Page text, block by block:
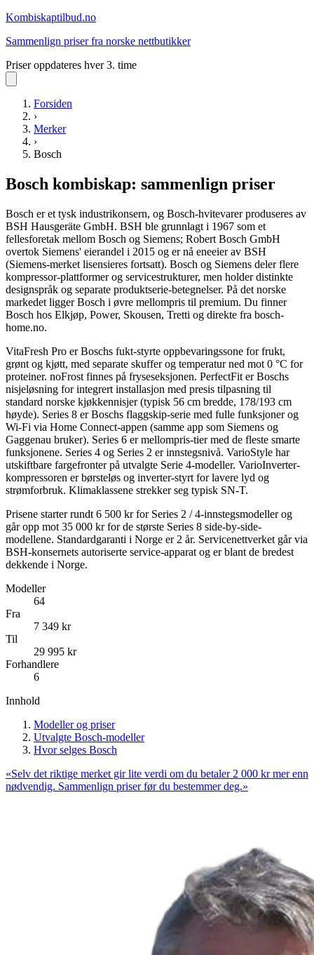
Kombiskaptilbud.no
Sammenlign priser fra norske nettbutikker
Priser oppdateres hver 3. time
Forsiden
›
Merker
›
Bosch
Bosch kombiskap: sammenlign priser
Bosch er et tysk industrikonsern, og Bosch-hvitevarer produseres av
BSH Hausgeräte GmbH. BSH ble grunnlagt i 1967 som et
fellesforetak mellom Bosch og Siemens; Robert Bosch GmbH
overtok Siemens' eierandel i 2015 og er nå eneeier av BSH
(Siemens-merket lisensieres fortsatt). Bosch og Siemens deler flere
kompressor-plattformer og servicestrukturer, men holder distinkte
designspråk og separate produktserie-betegnelser. På det norske
markedet ligger Bosch i øvre mellompris til premium. Du finner
Bosch hos Elkjøp, Power, Skousen, Tretti og direkte fra bosch-
home.no.
VitaFresh Pro er Boschs fukt-styrte oppbevaringssone for frukt,
grønt og kjøtt, med separate skuffer og temperatur ned mot 0 °C for
proteiner. noFrost finnes på fryseseksjonen. PerfectFit er Boschs
nisjeløsning for integrert installasjon med presis tilpasning til
standard norske kjøkkennisjer (typisk 56 cm bredde, 178/193 cm
høyde). Series 8 er Boschs flaggskip-serie med fulle funksjoner og
Wi-Fi via Home Connect-appen (samme app som Siemens og
Gaggenau bruker). Series 6 er mellompris-tier med de fleste smarte
funksjonene. Series 4 og Series 2 er innstegsnivå. VarioStyle har
utskiftbare fargefronter på utvalgte Serie 4-modeller. VarioInverter-
kompressoren er børsteløs og inverter-styrt for lavere lyd og
strømforbruk. Klimaklassene strekker seg typisk SN-T.
Prisene starter rundt 6 500 kr for Series 2 / 4-innstegsmodeller og
går opp mot 35 000 kr for de største Series 8 side-by-side-
modellene. Standardgaranti i Norge er 2 år. Servicenettverket går via
BSH-konsernets autoriserte service-apparat og er blant de bredest
dekkende i Norge.
Modeller
64
Fra
7 349 kr
Til
29 995 kr
Forhandlere
6
Innhold
Modeller og priser
Utvalgte Bosch-modeller
Hvor selges Bosch
«Selv det riktige merket gir lite verdi om du betaler 2 000 kr mer enn
nødvendig. Sammenlign priser før du bestemmer deg.»